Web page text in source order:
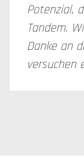
Potenzial,
Tandem.
Danke an
versuchen